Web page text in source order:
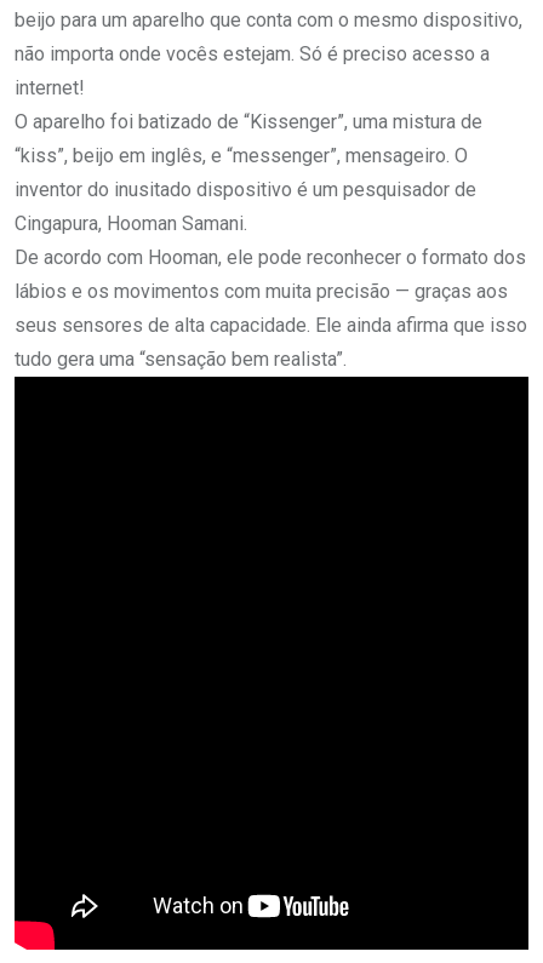
beijo para um aparelho que conta com o mesmo dispositivo,
não importa onde vocês estejam. Só é preciso acesso a
internet!
O aparelho foi batizado de “Kissenger”, uma mistura de
“kiss”, beijo em inglês, e “messenger”, mensageiro. O
inventor do inusitado dispositivo é um pesquisador de
Cingapura, Hooman Samani.
De acordo com Hooman, ele pode reconhecer o formato dos
lábios e os movimentos com muita precisão — graças aos
seus sensores de alta capacidade. Ele ainda afirma que isso
tudo gera uma “sensação bem realista”.